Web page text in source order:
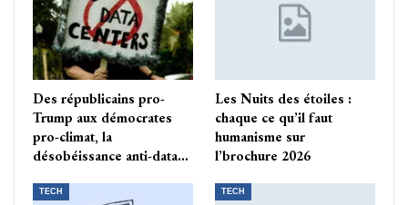
Des républicains pro-
Trump aux démocrates
pro-climat, la
désobéissance anti-data…
Les Nuits des étoiles :
chaque ce qu’il faut
humanisme sur
l’brochure 2026
TECH TECH